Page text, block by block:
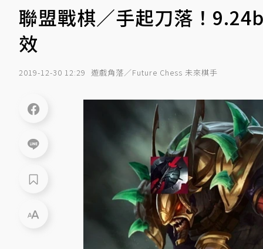
聯盟戰棋／手起刀落！
效
2019-12-30 12:29 遊戲角落／Future Chess 未來棋手